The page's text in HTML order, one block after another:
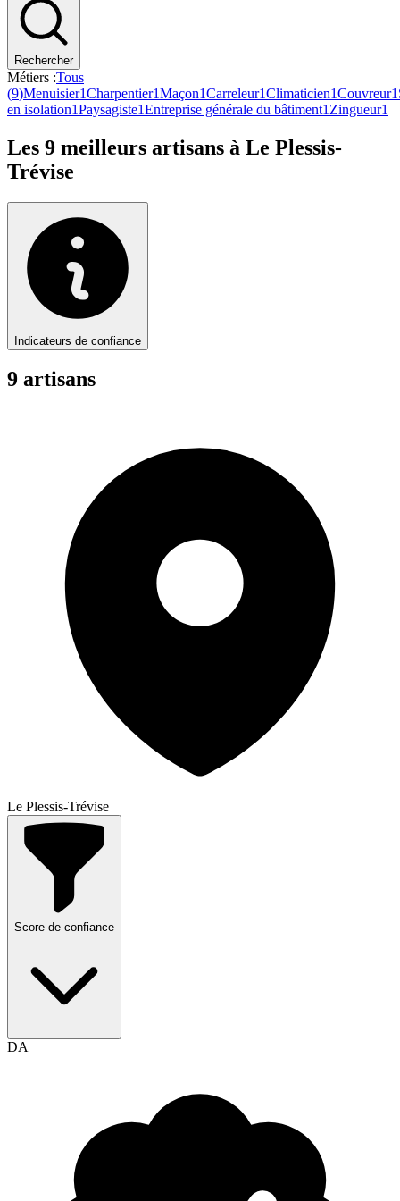
Rechercher
Métiers :Tous
(9)Menuisier1Charpentier1Maçon1Carreleur1Climaticien1Couvreur1
en isolation1Paysagiste1Entreprise générale du bâtiment1 Zingueur1
Les 9 meilleurs artisans à Le Plessis-
Trévise
Indicateurs de confiance
9 artisans
Le Plessis-Trévise
Score de confiance
DA